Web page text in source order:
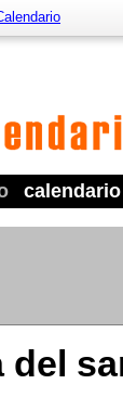
calendario
del